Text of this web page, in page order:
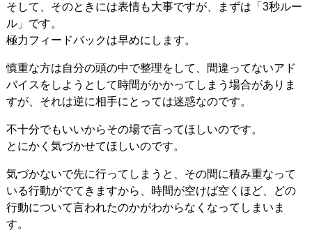
そして、そのときには表情も大事ですが、まずは「3秒ルー
ル」です。
極力フィードバックは早めにします。
慎重な方は自分の頭の中で整理をして、間違ってないアド
バイスをしようとして時間がかかってしまう場合がありま
すが、それは逆に相手にとっては迷惑なのです。
不十分でもいいからその場で言ってほしいのです。
とにかく気づかせてほしいのです。
気づかないで先に行ってしまうと、その間に積み重なって
いる行動がでてきますから、時間が空けば空くほど、どの
行動について言われたのかがわからなくなってしまいま
す。